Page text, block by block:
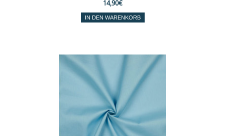
14,90€